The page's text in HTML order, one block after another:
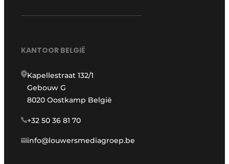
KANTOOR BELGIË
Kapellestraat 132/1
Gebouw G
8020 Oostkamp België
+32 50 36 81 70
info@louwersmediagroep.be